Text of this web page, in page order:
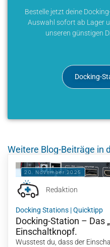
Bestelle jetzt deine
Auswahl sofort ab Lager
unseren günstigen
Docking-
Weitere Blog-Beiträge in
20. November 2025
Redaktion
Docking Stations |Quicktipp
Docking-Station – Das
Einschaltknopf.
Wusstest du, dass der